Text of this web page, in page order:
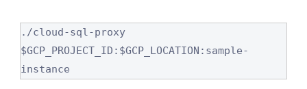
./cloud-sql-proxy
$GCP_PROJECT_ID:$GCP_LOCATION:sample-
instance